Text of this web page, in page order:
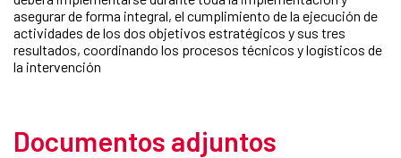
asegurar de forma integral, el cumplimiento de la ejecución de
actividades de los dos objetivos estratégicos y sus tres
resultados, coordinando los procesos técnicos y logísticos de
la intervención
Documentos adjuntos